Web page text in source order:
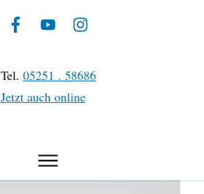
Tel. 05251 . 58686
Jetzt auch online